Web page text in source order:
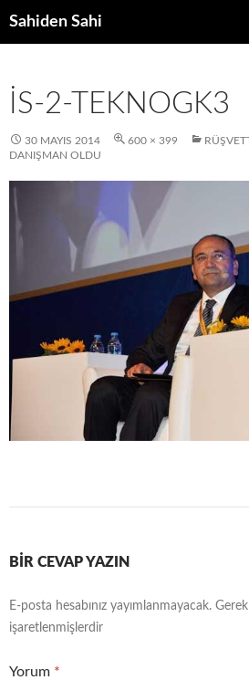
Sahiden Sahi
IS-2-TEKNOGK3
30 MAYIS 2014 600 × 399
DANIŞMAN OLDU
BIR CEVAP YAZIN
E-posta hesabınız yayımlanmayacak.
işaretlenmişlerdir
Yorum *